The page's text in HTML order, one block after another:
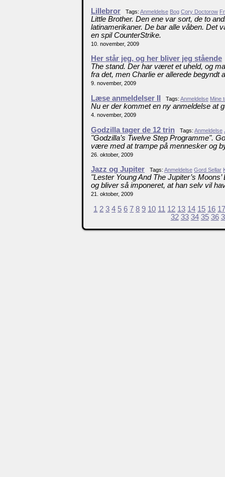
Lillebror Tags: Anmeldelse Bog Cory Doctorow
Little Brother. Den ene var sort, de to
latinamerikaner. De bar alle våben. Det
en spil CounterStrike.
10. november, 2009
Her står jeg, og her bliver jeg stående
The stand. Der har været et uheld, og
fra det, men Charlie er allerede begyndt
9. november, 2009
Læse anmeldelser II Tags: Anmeldelse Mine
Nu er der kommet en ny anmeldelse at
4. november, 2009
Godzilla tager de 12 trin Tags: Anmeldelse
"Godzilla’s Twelve Step Programme".
være med at trampe på mennesker og
26. oktober, 2009
Jazz og Jupiter Tags: Anmeldelse Gord Sellar
"Lester Young And The Jupiter’s
og bliver så imponeret, at han selv vil
21. oktober, 2009
1 2 3 4 5 6 7 8 9 10 11 12 13 14 15 16
32 33 34 35 36